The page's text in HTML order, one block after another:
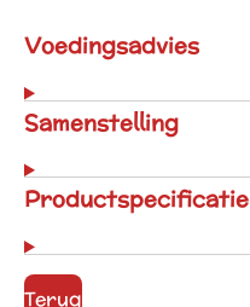
Voedingsadvies
Samenstelling
Productspecificatie
Terug